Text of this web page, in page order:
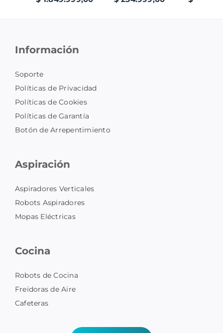
Información
Soporte
Políticas de Privacidad
Políticas de Cookies
Políticas de Garantía
Botón de Arrepentimiento
Aspiración
Aspiradores Verticales
Robots Aspiradores
Mopas Eléctricas
Cocina
Robots de Cocina
Freidoras de Aire
Cafeteras